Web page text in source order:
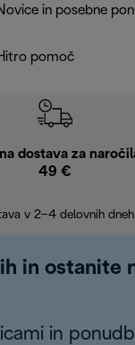
in posebne
pomoč
dostava za
49 €
v 2–4 delovnih dneh
in ostanite
in